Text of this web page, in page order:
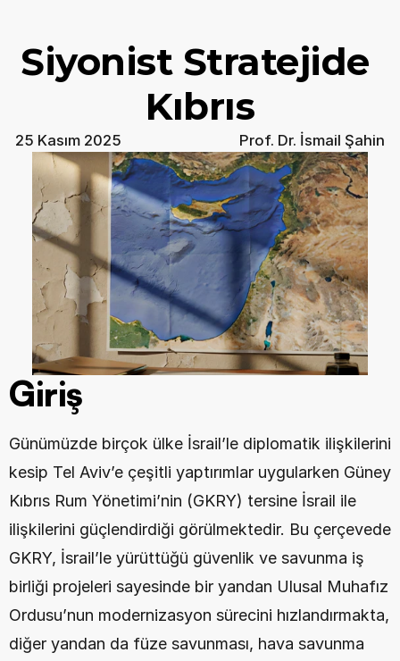
Siyonist Stratejide
Kıbrıs
25 Kasım 2025 Prof. Dr. İsmail Şahin
Giriş
Günümüzde birçok ülke İsrail’le diplomatik ilişkilerini
kesip Tel Aviv’e çeşitli yaptırımlar uygularken Güney
Kıbrıs Rum Yönetimi’nin (GKRY) tersine İsrail ile
ilişkilerini güçlendirdiği görülmektedir. Bu çerçevede
GKRY, İsrail’le yürüttüğü güvenlik ve savunma iş
birliği projeleri sayesinde bir yandan Ulusal Muhafız
Ordusu’nun modernizasyon sürecini hızlandırmakta,
diğer yandan da füze savunması, hava savunma